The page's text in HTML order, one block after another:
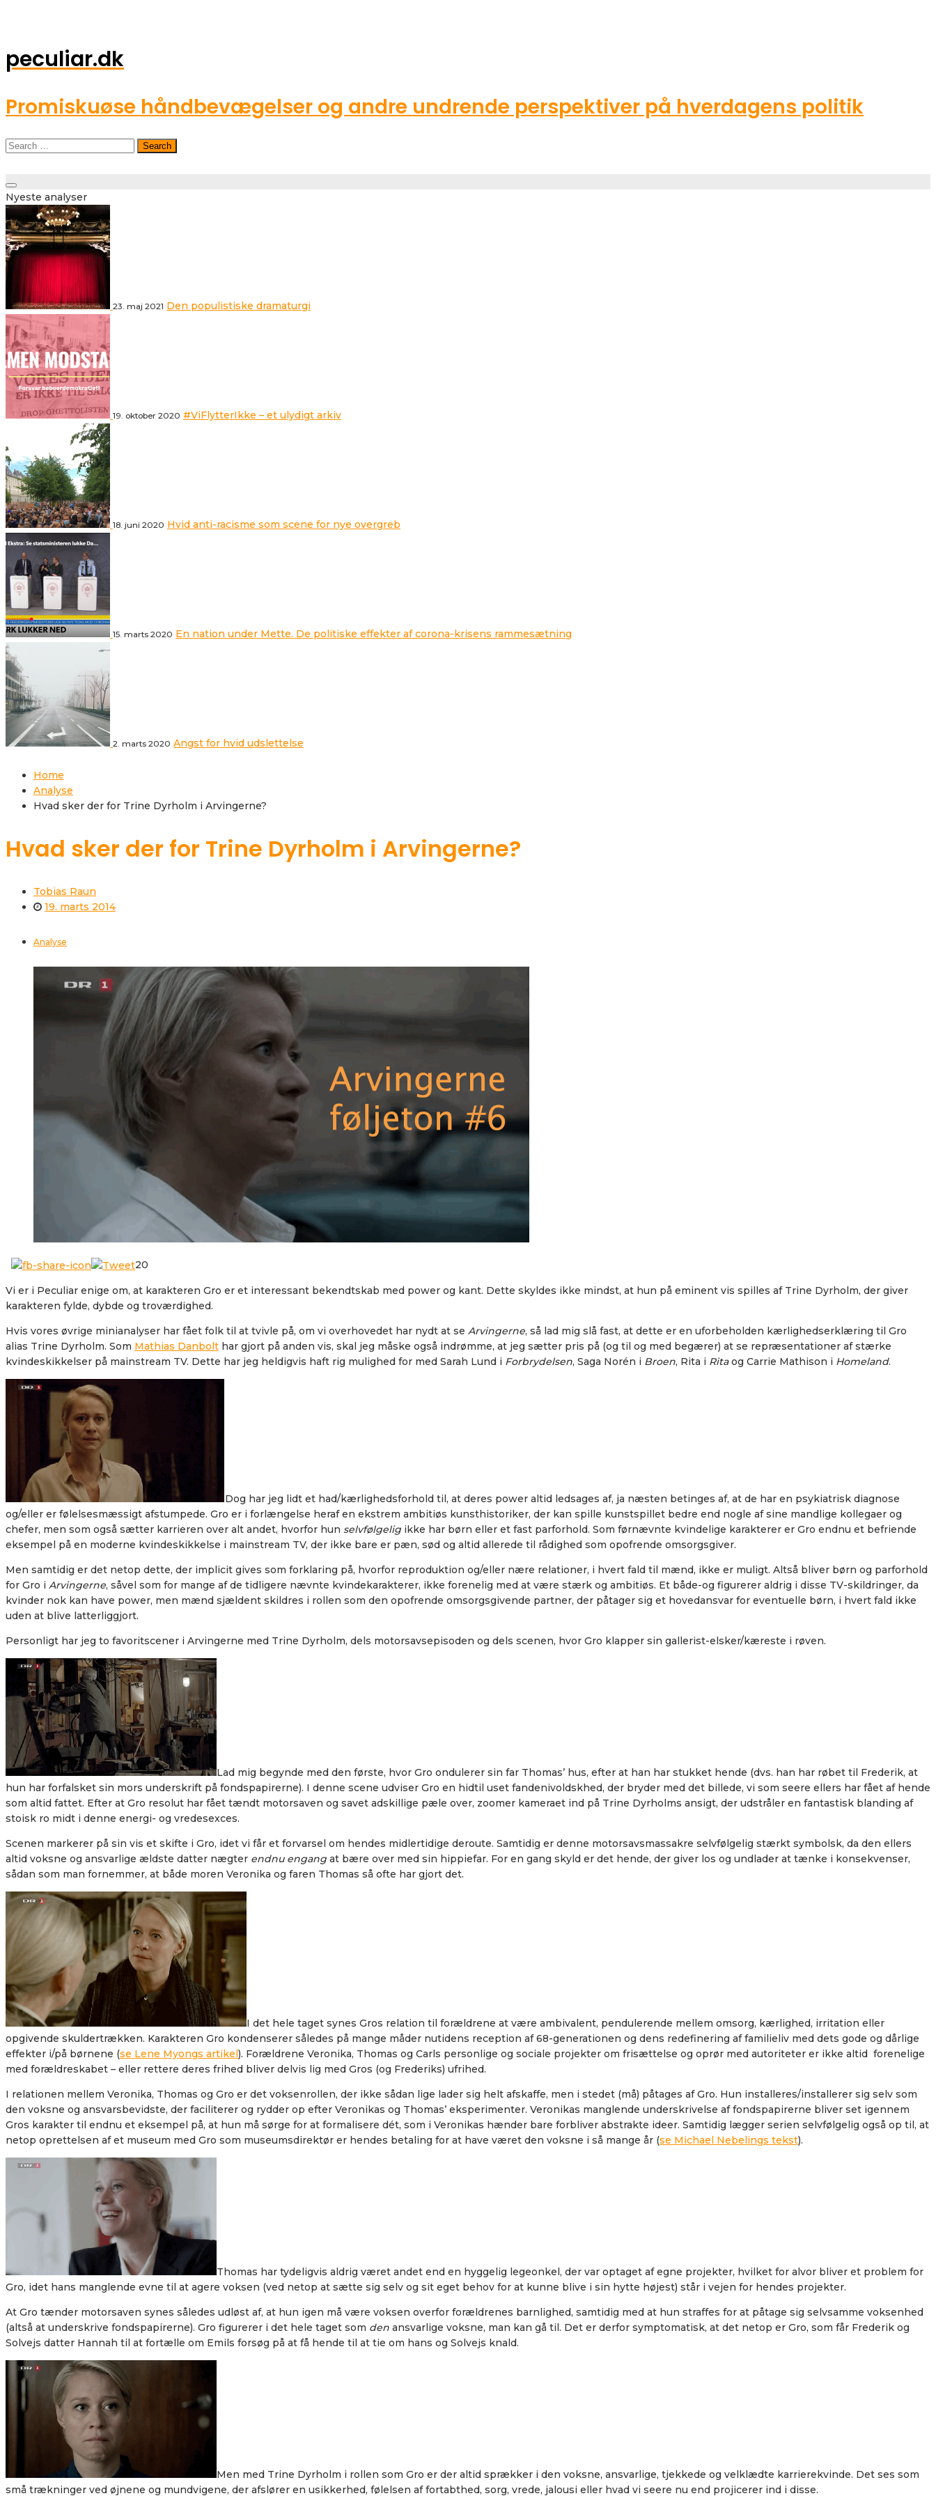
peculiar.dk
Promiskuøse håndbevægelser og andre undrende perspektiver på hverdagens politik
Search
Toggle
navigation
Nyeste analyser
23. maj 2021 Den populistiske dramaturgi
19. oktober 2020 #ViFlytterIkke – et ulydigt arkiv
18. juni 2020 Hvid anti-racisme som scene for nye overgreb
15. marts 2020 En nation under Mette. De politiske effekter af corona-krisens rammesætning
2. marts 2020 Angst for hvid udslettelse
Home
Analyse
Hvad sker der for Trine Dyrholm i Arvingerne?
Hvad sker der for Trine Dyrholm i Arvingerne?
Tobias Raun
19. marts 2014
Analyse
20
Vi er i Peculiar enige om, at karakteren Gro er et interessant bekendtskab med power og kant. Dette skyldes ikke mindst, at hun på eminent vis spilles af Trine Dyrholm, der giver
karakteren fylde, dybde og troværdighed.
Hvis vores øvrige minianalyser har fået folk til at tvivle på, om vi overhovedet har nydt at se Arvingerne, så lad mig slå fast, at dette er en uforbeholden kærlighedserklæring til Gro
alias Trine Dyrholm. Som Mathias Danbolt har gjort på anden vis, skal jeg måske også indrømme, at jeg sætter pris på (og til og med begærer) at se repræsentationer af stærke
kvindeskikkelser på mainstream TV. Dette har jeg heldigvis haft rig mulighed for med Sarah Lund i Forbrydelsen, Saga Norén i Broen, Rita i Ritaog Carrie Mathison i Homeland.
Dog har jeg lidt et had/kærlighedsforhold til, at deres power altid ledsages af, ja næsten betinges af, at de har en psykiatrisk diagnose
og/eller er følelsesmæssigt afstumpede. Gro er i forlængelse heraf en ekstrem ambitiøs kunsthistoriker, der kan spille kunstspillet bedre end nogle af sine mandlige kollegaer og
chefer, men som også sætter karrieren over alt andet, hvorfor hun selvfølgelig ikke har børn eller et fast parforhold. Som førnævnte kvindelige karakterer er Gro endnu et befriende
eksempel på en moderne kvindeskikkelse i mainstream TV, der ikke bare er pæn, sød og altid allerede til rådighed som opofrende omsorgsgiver.
Men samtidig er det netop dette, der implicit gives som forklaring på, hvorfor reproduktion og/eller nære relationer, i hvert fald til mænd, ikke er muligt. Altså bliver børn og parforhold
for Gro i Arvingerne, såvel som for mange af de tidligere nævnte kvindekarakterer, ikke forenelig med at være stærk og ambitiøs. Et både-og figurerer aldrig i disse TV-skildringer, da
kvinder nok kan have power, men mænd sjældent skildres i rollen som den opofrende omsorgsgivende partner, der påtager sig et hovedansvar for eventuelle børn, i hvert fald ikke
uden at blive latterliggjort.
Personligt har jeg to favoritscener i Arvingerne med Trine Dyrholm, dels motorsavsepisoden og dels scenen, hvor Gro klapper sin gallerist-elsker/kæreste i røven.
Lad mig begynde med den første, hvor Gro ondulerer sin far Thomas’ hus, efter at han har stukket hende (dvs. han har røbet til Frederik, at
hun har forfalsket sin mors underskrift på fondspapirerne). I denne scene udviser Gro en hidtil uset fandenivoldskhed, der bryder med det billede, vi som seere ellers har fået af hende
som altid fattet. Efter at Gro resolut har fået tændt motorsaven og savet adskillige pæle over, zoomer kameraet ind på Trine Dyrholms ansigt, der udstråler en fantastisk blanding af
stoisk ro midt i denne energi- og vredesexces.
Scenen markerer på sin vis et skifte i Gro, idet vi får et forvarsel om hendes midlertidige deroute. Samtidig er denne motorsavsmassakre selvfølgelig stærkt symbolsk, da den ellers
altid voksne og ansvarlige ældste datter nægter endnu engang at bære over med sin hippiefar. For en gang skyld er det hende, der giver los og undlader at tænke i konsekvenser,
sådan som man fornemmer, at både moren Veronika og faren Thomas så ofte har gjort det.
I det hele taget synes Gros relation til forældrene at være ambivalent, pendulerende mellem omsorg, kærlighed, irritation eller
opgivende skuldertrækken. Karakteren Gro kondenserer således på mange måder nutidens reception af 68-generationen og dens redefinering af familieliv med dets gode og dårlige
effekter i/på børnene (se Lene Myongs artikel). Forældrene Veronika, Thomas og Carls personlige og sociale projekter om frisættelse og oprør med autoriteter er ikke altid forenelige
med forældreskabet – eller rettere deres frihed bliver delvis lig med Gros (og Frederiks) ufrihed.
I relationen mellem Veronika, Thomas og Gro er det voksenrollen, der ikke sådan lige lader sig helt afskaffe, men i stedet (må) påtages af Gro. Hun installeres/installerer sig selv som
den voksne og ansvarsbevidste, der faciliterer og rydder op efter Veronikas og Thomas’ eksperimenter. Veronikas manglende underskrivelse af fondspapirerne bliver set igennem
Gros karakter til endnu et eksempel på, at hun må sørge for at formalisere dét, som i Veronikas hænder bare forbliver abstrakte ideer. Samtidig lægger serien selvfølgelig også op til, at
netop oprettelsen af et museum med Gro som museumsdirektør er hendes betaling for at have været den voksne i så mange år (se Michael Nebelings tekst).
Thomas har tydeligvis aldrig været andet end en hyggelig legeonkel, der var optaget af egne projekter, hvilket for alvor bliver et problem for
Gro, idet hans manglende evne til at agere voksen (ved netop at sætte sig selv og sit eget behov for at kunne blive i sin hytte højest) står i vejen for hendes projekter.
At Gro tænder motorsaven synes således udløst af, at hun igen må være voksen overfor forældrenes barnlighed, samtidig med at hun straffes for at påtage sig selvsamme voksenhed
(altså at underskrive fondspapirerne). Gro figurerer i det hele taget som den ansvarlige voksne, man kan gå til. Det er derfor symptomatisk, at det netop er Gro, som får Frederik og
Solvejs datter Hannah til at fortælle om Emils forsøg på at få hende til at tie om hans og Solvejs knald.
Men med Trine Dyrholm i rollen som Gro er der altid sprækker i den voksne, ansvarlige, tjekkede og velklædte karrierekvinde. Det ses som
små trækninger ved øjnene og mundvigene, der afslører en usikkerhed, følelsen af fortabthed, sorg, vrede, jalousi eller hvad vi seere nu end projicerer ind i disse.